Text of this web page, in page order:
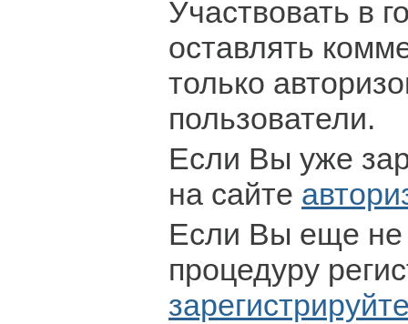
Участвовать в
оставлять
только
пользователи.
Если Вы уже
на сайте
Если Вы еще не
процедуру